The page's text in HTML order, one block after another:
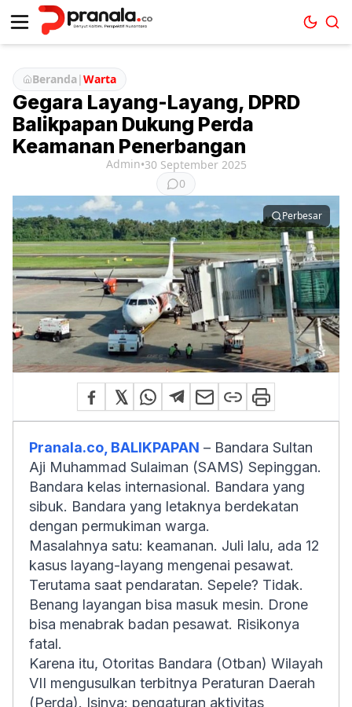
Beranda|Warta
Gegara Layang-Layang, DPRD
Balikpapan Dukung Perda
Keamanan Penerbangan
Admin•30 September 2025
0
Perbesar
Pranala.co, BALIKPAPAN – Bandara Sultan
Aji Muhammad Sulaiman (SAMS) Sepinggan.
Bandara kelas internasional. Bandara yang
sibuk. Bandara yang letaknya berdekatan
dengan permukiman warga.
Masalahnya satu: keamanan. Juli lalu, ada 12
kasus layang-layang mengenai pesawat.
Terutama saat pendaratan. Sepele? Tidak.
Benang layangan bisa masuk mesin. Drone
bisa menabrak badan pesawat. Risikonya
fatal.
Karena itu, Otoritas Bandara (Otban) Wilayah
VII mengusulkan terbitnya Peraturan Daerah
(Perda). Isinya: pengaturan aktivitas